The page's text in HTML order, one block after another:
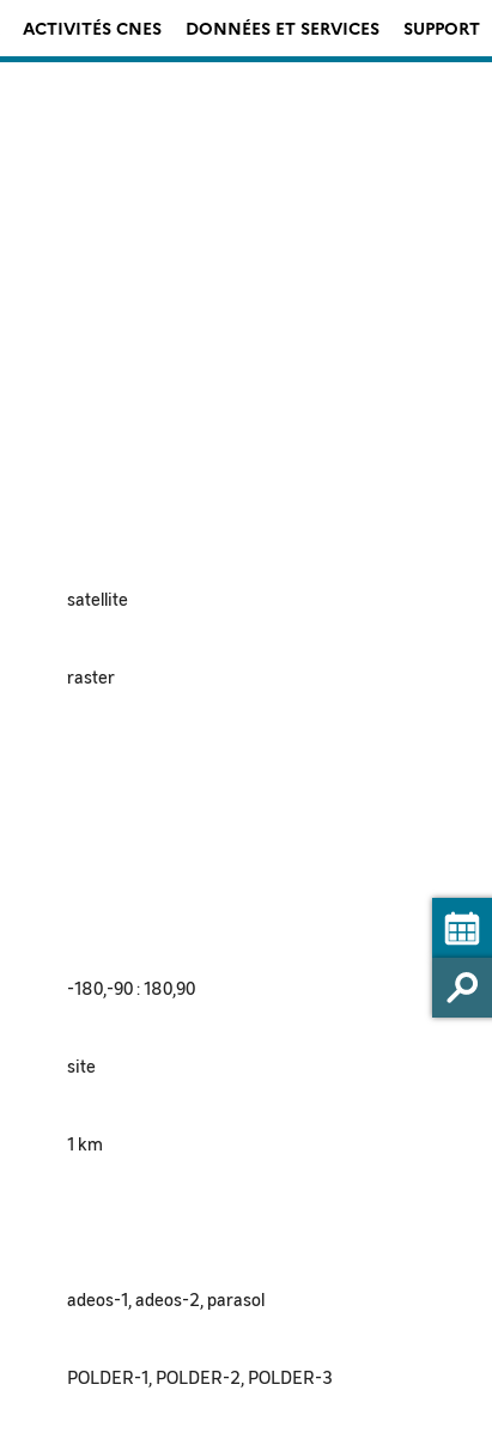
ACTIVITÉS CNES DONNÉES ET SERVICES SUPPORT
satellite
raster
-180,-90 : 180,90
site
1 km
adeos-1, adeos-2, parasol
POLDER-1, POLDER-2, POLDER-3